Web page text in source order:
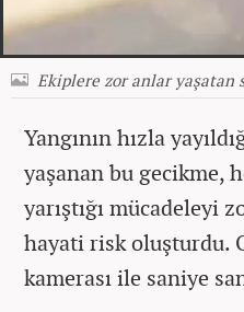
Ekiplere zor anlar yaşatan
Yangının hızla
yaşanan bu gecikme,
yarıştığı mücadeleyi
hayati risk oluşturdu.
kamerası ile saniye